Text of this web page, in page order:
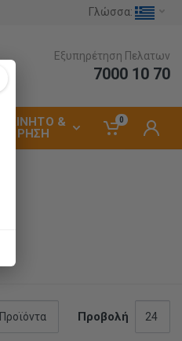
Γλώσσα:
Εξυπηρέτηση Πελατων
7000 10 70
&
0
Προβολή